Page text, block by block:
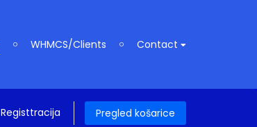
WHMCS/Clients Contact
Registtracija Pregled košarice